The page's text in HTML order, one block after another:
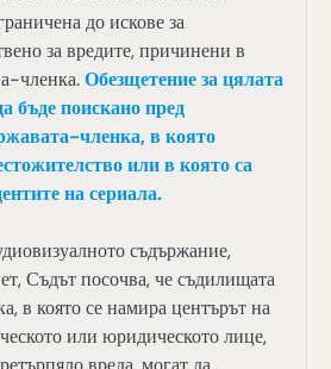
до искове за
за вредите, причинени в
членка.Обезщетение за цялата
бъде поискано пред
членка, в която
или в която са
на сериала.
съдържание,
Съдът посочва, че съдилищата
в която се намира центърът на
или юридическото лице,